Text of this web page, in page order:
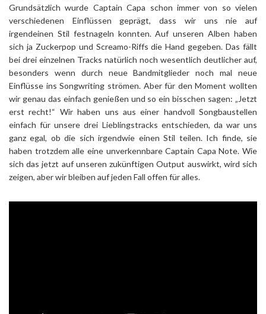
Grundsätzlich wurde Captain Capa schon immer von so vielen
verschiedenen Einflüssen geprägt, dass wir uns nie auf
irgendeinen Stil festnageln konnten. Auf unseren Alben haben
sich ja Zuckerpop und Screamo-Riffs die Hand gegeben. Das fällt
bei drei einzelnen Tracks natürlich noch wesentlich deutlicher auf,
besonders wenn durch neue Bandmitglieder noch mal neue
Einflüsse ins Songwriting strömen. Aber für den Moment wollten
wir genau das einfach genießen und so ein bisschen sagen: „Jetzt
erst recht!“ Wir haben uns aus einer handvoll Songbaustellen
einfach für unsere drei Lieblingstracks entschieden, da war uns
ganz egal, ob die sich irgendwie einen Stil teilen. Ich finde, sie
haben trotzdem alle eine unverkennbare Captain Capa Note. Wie
sich das jetzt auf unseren zukünftigen Output auswirkt, wird sich
zeigen, aber wir bleiben auf jeden Fall offen für alles.